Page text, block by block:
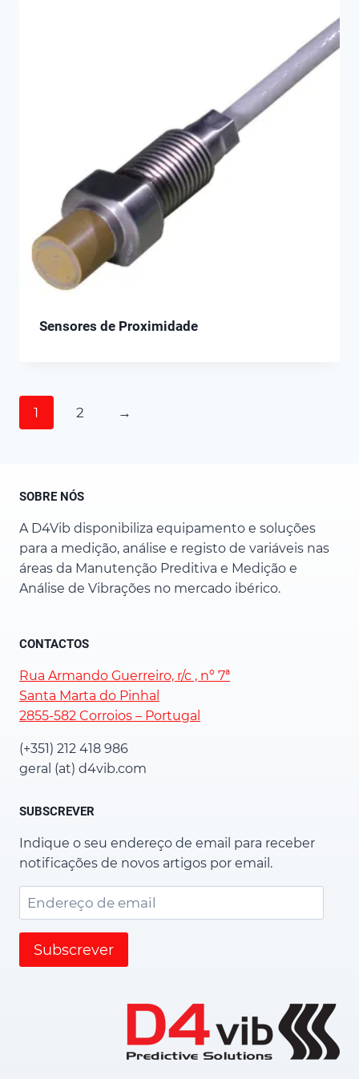
Sensores de Proximidade
1 2 →
SOBRE NÓS
A D4Vib disponibiliza equipamento e soluções
para a medição, análise e registo de variáveis nas
áreas da Manutenção Preditiva e Medição e
Análise de Vibrações no mercado ibérico.
CONTACTOS
Rua Armando Guerreiro, r/c , nº 7ª
Santa Marta do Pinhal
2855-582 Corroios – Portugal
(+351) 212 418 986
geral (at) d4vib.com
SUBSCREVER
Indique o seu endereço de email para receber
notificações de novos artigos por email.
Endereço
de
email
Subscrever